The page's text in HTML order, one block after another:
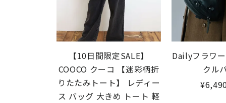
【10日間限定SALE】
COOCO クーコ 【迷彩柄折
りたたみトート】 レディー
ス バッグ 大きめ トート 軽
Dailyフラワ
クル